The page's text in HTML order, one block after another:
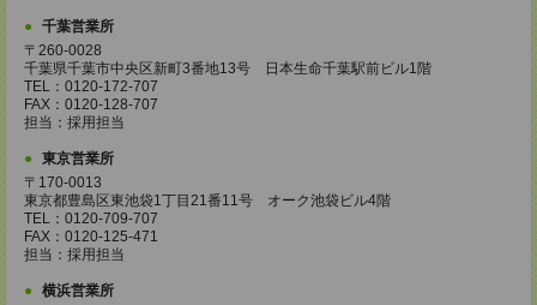
千葉営業所
〒260-0028
千葉県千葉市中央区新町3番地13号 日本生命千葉駅前ビル1階
TEL：0120-172-707
FAX：0120-128-707
担当：採用担当
東京営業所
〒170-0013
東京都豊島区東池袋1丁目21番11号 オーク池袋ビル4階
TEL：0120-709-707
FAX：0120-125-471
担当：採用担当
横浜営業所